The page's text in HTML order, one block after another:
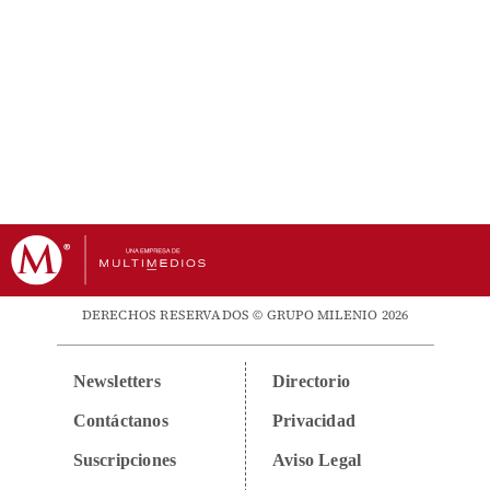
DERECHOS RESERVADOS © GRUPO MILENIO 2026
Newsletters
Contáctanos
Suscripciones
Directorio
Privacidad
Aviso Legal